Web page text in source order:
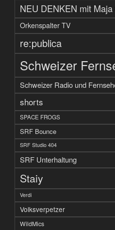
NEU DENKEN mit Maja
Orkenspalter TV
re:publica
Schweizer
Schweizer Radio und
shorts
SPACE FROGS
SRF Bounce
SRF Studio 404
SRF Unterhaltung
Staiy
Verdi
Volksverpetzer
WildMics